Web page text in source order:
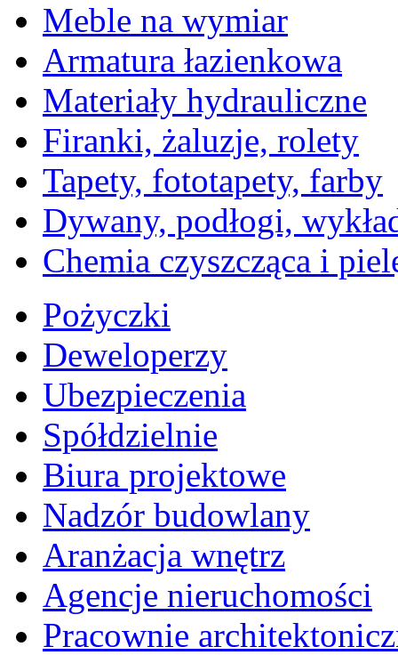
Meble na wymiar
Armatura łazienkowa
Materiały hydrauliczne
Firanki, żaluzje, rolety
Tapety, fototapety, farby
Dywany, podłogi,
Chemia czyszcząca i
Pożyczki
Deweloperzy
Ubezpieczenia
Spółdzielnie
Biura projektowe
Nadzór budowlany
Aranżacja wnętrz
Agencje nieruchomości
Pracownie